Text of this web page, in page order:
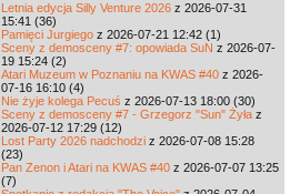
Letnia edycja Silly Venture 2026 z 2026-07-31
15:41 (36)
Pamięci Jurgiego z 2026-07-21 12:42 (1)
Sceny z demosceny #7: opowiada SuN z 2026-07-
19 15:24 (2)
Atari Muzeum w Poznaniu na KWAS #40 z 2026-
07-16 16:10 (4)
Nie żyje kolega Pecuś z 2026-07-13 18:00 (30)
Sceny z demosceny #7 - Grzegorz "Sun" Żyła z
2026-07-12 17:29 (12)
Lost Party 2026 nadchodzi z 2026-07-08 15:28
(23)
Pan Zenon i Atari na KWAS #40 z 2026-07-07 13:25
(7)